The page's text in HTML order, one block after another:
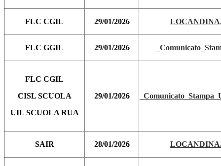
FLC CGIL 29/01/2026
FLC GGIL 29/01/2026
FLC CGIL
CISL SCUOLA
UIL SCUOLA RUA
29/01/2026
SAIR 28/01/2026